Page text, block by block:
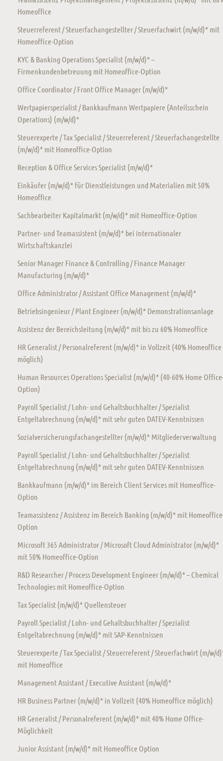
Homeoffice
Steuerreferent / Steuerfachangestellter / Steuerfachwirt (m/w/d)* mit
Homeoffice-Option
KYC & Banking Operations Specialist (m/w/d)* –
Firmenkundenbetreuung mit Homeoffice-Option
Office Coordinator / Front Office Manager (m/w/d)*
Wertpapierspezialist / Bankkaufmann Wertpapiere (Anteilsschein
Operations) (m/w/d)*
Steuerexperte / Tax Specialist / Steuerreferent / Steuerfachangestellte
(m/w/d)* mit Homeoffice-Option
Reception & Office Services Specialist (m/w/d)*
Einkäufer (m/w/d)* für Dienstleistungen und Materialien mit 50%
Homeoffice
Sachbearbeiter Kapitalmarkt (m/w/d)* mit Homeoffice-Option
Partner- und Teamassistent (m/w/d)* bei internationaler
Wirtschaftskanzlei
Senior Manager Finance & Controlling / Finance Manager
Manufacturing (m/w/d)*
Office Administrator / Assistant Office Management (m/w/d)*
Betriebsingenieur / Plant Engineer (m/w/d)* Demonstrationsanlage
Assistenz der Bereichsleitung (m/w/d)* mit bis zu 60% Homeoffice
HR Generalist / Personalreferent (m/w/d)* in Vollzeit (40% Homeoffice
möglich)
Human Resources Operations Specialist (m/w/d)* (40-60% Home
Option)
Payroll Specialist / Lohn- und Gehaltsbuchhalter / Spezialist
Entgeltabrechnung (m/w/d)* mit sehr guten DATEV-Kenntnissen
Sozialversicherungsfachangestellter (m/w/d)* Mitgliederverwaltung
Payroll Specialist / Lohn- und Gehaltsbuchhalter / Spezialist
Entgeltabrechnung (m/w/d)* mit sehr guten DATEV-Kenntnissen
Bankkaufmann (m/w/d)* im Bereich Client Services mit Homeoffice-
Option
Teamassistenz / Assistenz im Bereich Banking (m/w/d)* mit
Option
Microsoft 365 Administrator / Microsoft Cloud Administrator (m/w/d)*
mit 50% Homeoffice-Option
R&D Researcher / Process Development Engineer (m/w/d)* – Chemical
Technologies mit Homeoffice-Option
Tax Specialist (m/w/d)* Quellensteuer
Payroll Specialist / Lohn- und Gehaltsbuchhalter / Spezialist
Entgeltabrechnung (m/w/d)* mit SAP-Kenntnissen
Steuerexperte / Tax Specialist / Steuerreferent / Steuerfachwirt (m/w/
mit Homeoffice
Management Assistant / Executive Assistant (m/w/d)*
HR Business Partner (m/w/d)* in Vollzeit (40% Homeoffice möglich)
HR Generalist / Personalreferent (m/w/d)* mit 40% Home Office-
Möglichkeit
Junior Assistant (m/w/d)* mit Homeoffice Option